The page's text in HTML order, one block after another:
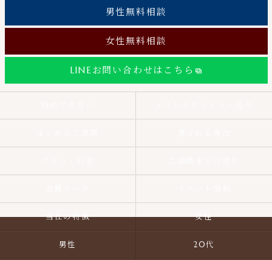
男性無料相談
女性無料相談
LINEお問い合わせはこちら
当社の特徴 女性
男性 20代